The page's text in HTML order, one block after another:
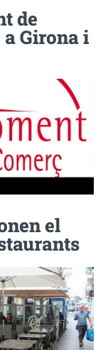
de
Girona i
el